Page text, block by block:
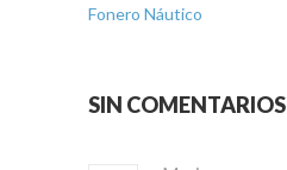
Fonero Náutico
SIN COMENTARIOS